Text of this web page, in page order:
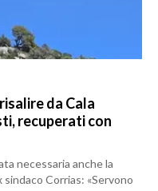
da Cala
recuperati con
necessaria anche la
sindaco Corrias: «Servono